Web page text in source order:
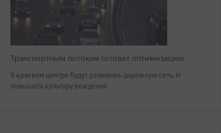
Транспортным потокам готовят оптимизацию
В краевом центре будут развивать дорожную сеть. И
повышать культуру вождения